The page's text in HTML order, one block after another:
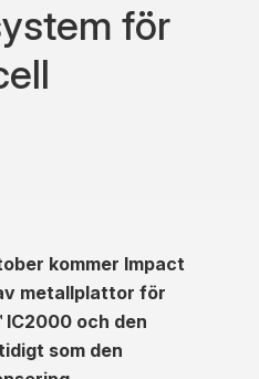
för
kommer Impact
metallplattor för
IC2000 och den
som den